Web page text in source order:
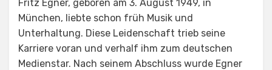
Fritz Egner, geboren am 3. August 1949, in
München, liebte schon früh Musik und
Unterhaltung. Diese Leidenschaft trieb seine
Karriere voran und verhalf ihm zum deutschen
Medienstar. Nach seinem Abschluss wurde Egner